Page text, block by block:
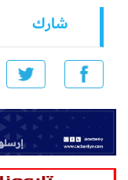
شارك